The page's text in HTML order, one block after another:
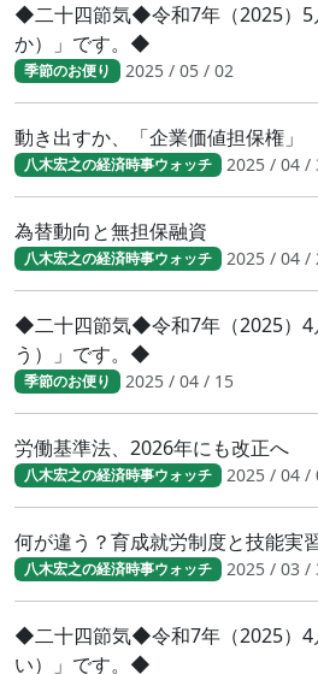
◆二十四節気◆令和7年（2025）5
か）」です。◆
季節のお便り 2025 / 05 / 02
動き出すか、「企業価値担保権」
八木宏之の経済時事ウォッチ 2025 / 04 /
為替動向と無担保融資
八木宏之の経済時事ウォッチ 2025 / 04 /
◆二十四節気◆令和7年（2025）4
う）」です。◆
季節のお便り 2025 / 04 / 15
労働基準法、2026年にも改正へ
八木宏之の経済時事ウォッチ 2025 / 04 /
何が違う？育成就労制度と技能実
八木宏之の経済時事ウォッチ 2025 / 03 /
◆二十四節気◆令和7年（2025）4
い）」です。◆